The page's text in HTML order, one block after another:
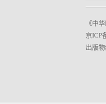
《中
京ICP
出版